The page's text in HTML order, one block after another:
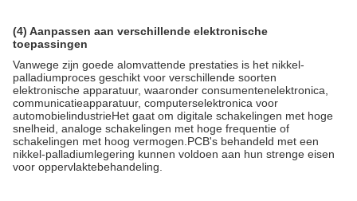
(4) Aanpassen aan verschillende elektronische
toepassingen
Vanwege zijn goede alomvattende prestaties is het nikkel-
palladiumproces geschikt voor verschillende soorten
elektronische apparatuur, waaronder consumentenelektronica,
communicatieapparatuur, computerselektronica voor
automobielindustrieHet gaat om digitale schakelingen met hoge
snelheid, analoge schakelingen met hoge frequentie of
schakelingen met hoog vermogen.PCB's behandeld met een
nikkel-palladiumlegering kunnen voldoen aan hun strenge eisen
voor oppervlaktebehandeling.